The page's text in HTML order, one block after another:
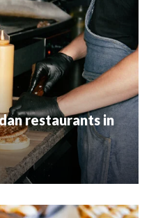
restaurants in